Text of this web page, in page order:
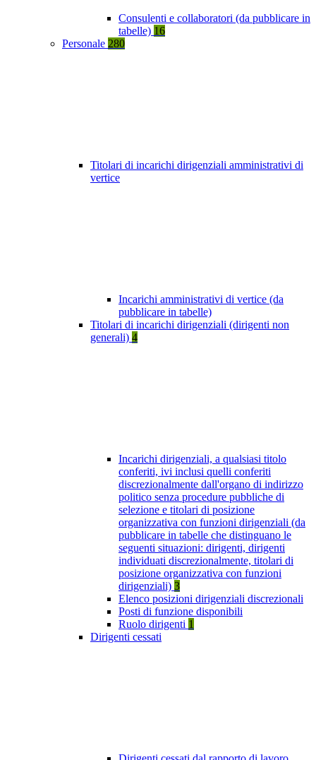
Consulenti e collaboratori (da pubblicare in
tabelle) 16
Personale 280
Titolari di incarichi dirigenziali amministrativi di
vertice
Incarichi amministrativi di vertice (da
pubblicare in tabelle)
Titolari di incarichi dirigenziali (dirigenti non
generali) 4
Incarichi dirigenziali, a qualsiasi titolo
conferiti, ivi inclusi quelli conferiti
discrezionalmente dall'organo di indirizzo
politico senza procedure pubbliche di
selezione e titolari di posizione
organizzativa con funzioni dirigenziali (da
pubblicare in tabelle che distinguano le
seguenti situazioni: dirigenti, dirigenti
individuati discrezionalmente, titolari di
posizione organizzativa con funzioni
dirigenziali) 3
Elenco posizioni dirigenziali discrezionali
Posti di funzione disponibili
Ruolo dirigenti 1
Dirigenti cessati